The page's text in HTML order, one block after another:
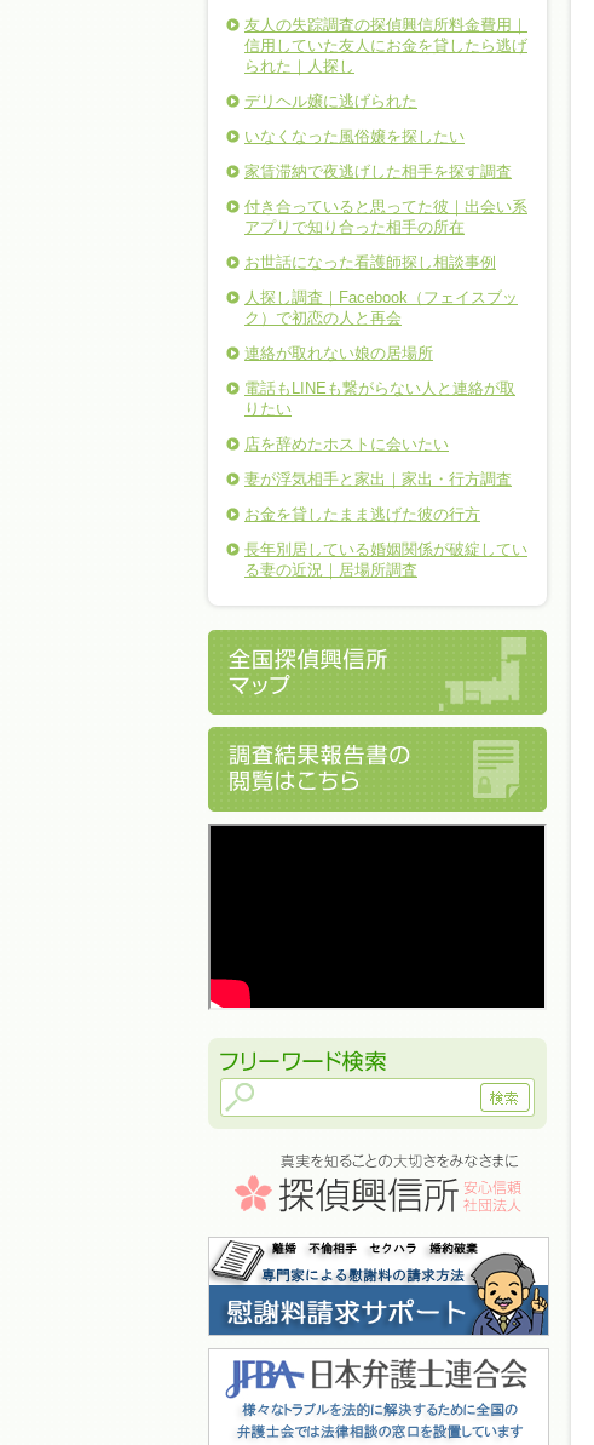
友人の失踪調査の探偵興信所料金費用｜
信用していた友人にお金を貸したら逃げ
られた｜人探し
デリヘル嬢に逃げられた
いなくなった風俗嬢を探したい
家賃滞納で夜逃げした相手を探す調査
付き合っていると思ってた彼｜出会い系
アプリで知り合った相手の所在
お世話になった看護師探し相談事例
人探し調査｜Facebook（フェイスブッ
ク）で初恋の人と再会
連絡が取れない娘の居場所
電話もLINEも繋がらない人と連絡が取
りたい
店を辞めたホストに会いたい
妻が浮気相手と家出｜家出・行方調査
お金を貸したまま逃げた彼の行方
長年別居している婚姻関係が破綻してい
る妻の近況｜居場所調査